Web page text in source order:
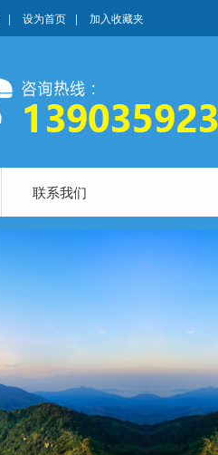
| 设为首页 | 加入收藏夹
联系我们